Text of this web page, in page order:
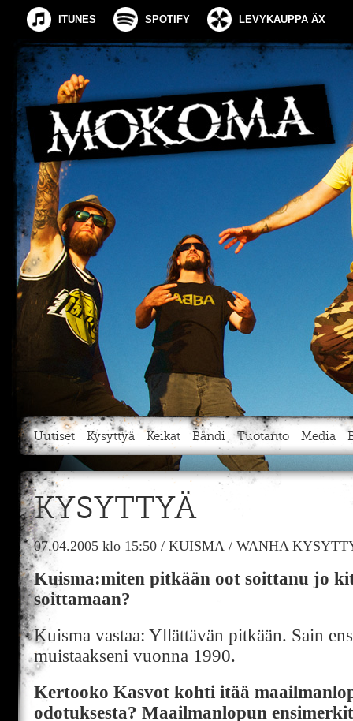
ITUNES SPOTIFY LEVYKAUPPA ÄX
Uutiset Kysyttyä Keikat Bändi Tuotanto Media
KYSYTTYÄ
07.04.2005 klo 15:50 / KUISMA / WANHA
Kuisma:miten pitkään oot soittanu jo
soittamaan?
Kuisma vastaa: Yllättävän pitkään. Sain
muistaakseni vuonna 1990.
Kertooko Kasvot kohti itää
odotuksesta? Maailmanlopun